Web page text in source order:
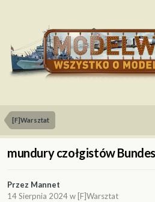
[F]Warsztat
mundury czołgistów
Przez Mannet
14 Sierpnia 2024w [F]Warsztat